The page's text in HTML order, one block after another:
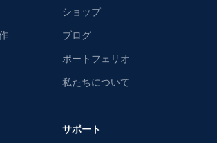
ショップ
ブログ
ポートフェリオ
私たちについて
サポート